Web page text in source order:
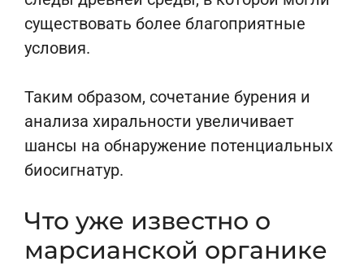
существовать более благоприятные
условия.
Таким образом, сочетание бурения и
анализа хиральности увеличивает
шансы на обнаружение потенциальных
биосигнатур.
Что уже известно о
марсианской органике